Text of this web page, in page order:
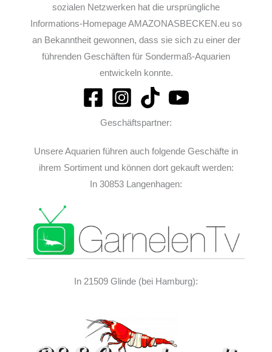
sozialen Netzwerken hat die ursprüngliche
Informations-Homepage AMAZONASBECKEN.eu so
an Bekanntheit gewonnen, dass sie sich zu einer der
führenden Geschäften für Sondermaß-Aquarien
entwickeln konnte.
Geschäftspartner:
Unsere Aquarien führen auch folgende Geschäfte in
ihrem Sortiment und können dort gekauft werden:
In 30853 Langenhagen:
In 21509 Glinde (bei Hamburg):